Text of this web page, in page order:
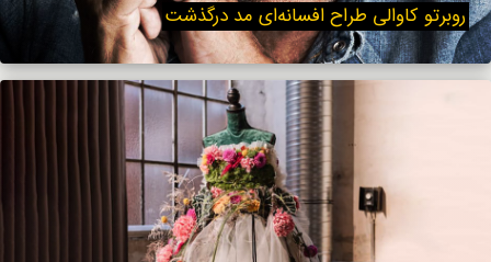
روبرتو کاوالی طراح افسانه‌ای مد درگذشت